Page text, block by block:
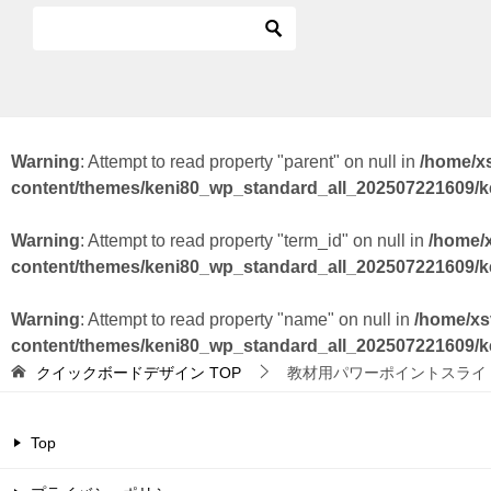
Warning: Attempt to read property "parent" on null in /home/
content/themes/keni80_wp_standard_all_202507221609/
Warning: Attempt to read property "term_id" on null in /home/
content/themes/keni80_wp_standard_all_202507221609/
Warning: Attempt to read property "name" on null in /home/
content/themes/keni80_wp_standard_all_202507221609/
クイックボードデザイン TOP 教材用パワーポイントスライ
Top